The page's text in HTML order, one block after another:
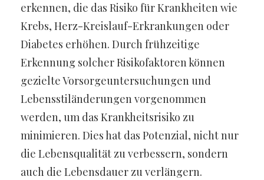
erkennen, die das Risiko für Krankheiten wie
Krebs, Herz-Kreislauf-Erkrankungen oder
Diabetes erhöhen. Durch frühzeitige
Erkennung solcher Risikofaktoren können
gezielte Vorsorgeuntersuchungen und
Lebensstiländerungen vorgenommen
werden, um das Krankheitsrisiko zu
minimieren. Dies hat das Potenzial, nicht nur
die Lebensqualität zu verbessern, sondern
auch die Lebensdauer zu verlängern.